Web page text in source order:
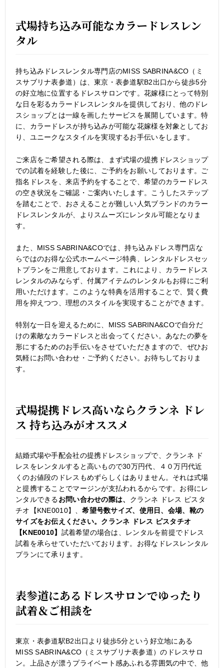
式場持ち込み可能なカラードレスレン
タル
持ち込みドレスレンタル専門店のMISS SABRINA&CO（ミ
スサブリナ表参道）は、東京・表参道駅B2出口から徒歩5分
の好立地に位置するドレスサロンです。花嫁様にとって特別
な日を彩るカラードレスレンタルを提供しており、他のドレ
スショップとは一線を画したサービスを展開しています。特
に、カラードレスが持ち込みが可能な花嫁様を対象としてお
り、ユニークなスタイルを実現するお手伝いをします。
ご来店をご希望される際は、まず式場の提携ドレスショップ
での試着を経験した後に、ご予約をお願いしております。ご
指名ドレスを、来店予約をすることで、希望のカラードレス
の空き状況をご確認・ご案内いたします。こうしたステップ
を踏むことで、おさえることが難しい人気ブランドのカラー
ドレスレンタルが、よりスムーズにレンタル可能となりま
す。
また、MISS SABRINA&COでは、持ち込みドレス専門店な
らではのお得な公式ホームページ特典、レンタルドレスセッ
トプランをご用意しております。これにより、カラードレス
レンタルのみならず、付属アイテムのレンタルもお得にご利
用いただけます。このような特典を活用することで、賢く費
用を抑えつつ、理想のスタイルを実現することができます。
特別な一日を迎えるために、MISS SABRINA&COで自分だ
けの素敵なカラードレスと出会ってください。あなたの夢を
形にするためのお手伝いをさせていただきますので、ぜひお
気軽にお問い合わせ・ご予約ください。お待ちしておりま
す。
式場提携ドレス高いならクランネ ドレ
ス 持ち込みがオススメ
結婚式場や手配会社の提携ドレスショップで、クランネ ド
レスをレンタルすると高いもので30万円代、４０万円代近
くのお値段のドレスもめずらしくはありません。それは式場
と提携することでマージンが支払われるからです。お得にレ
ンタルできるお問い合わせの際は、 クランネ ドレス ピスタ
チオ【KNE0010】、希望号数サイズ、使用日、会場、靴の
サイズをお伝えください。クランネ ドレス ピスタチオ
【KNE0010】 試着希望の場合は、レンタルを前提でドレス
試着を承らせていただいております。お得なドレスレンタル
プランにて承ります。
表参道にあるドレスサロンでゆったり
試着＆ご相談を
東京・表参道駅B2出口より徒歩5分という好立地にある
MISS SABRINA&CO（ミスサブリナ表参道）のドレスサロ
ン。上品さが漂うプライベート感あふれる雰囲気の中で、他